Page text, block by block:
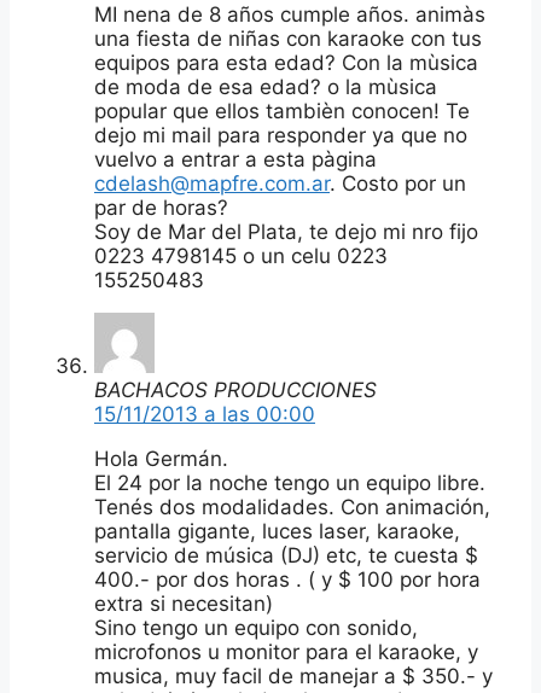
MI nena de 8 años cumple años. animàs
una fiesta de niñas con karaoke con tus
equipos para esta edad? Con la mùsica
de moda de esa edad? o la mùsica
popular que ellos tambièn conocen! Te
dejo mi mail para responder ya que no
vuelvo a entrar a esta pàgina
cdelash@mapfre.com.ar. Costo por un
par de horas?
Soy de Mar del Plata, te dejo mi nro fijo
0223 4798145 o un celu 0223
155250483
BACHACOS PRODUCCIONES
15/11/2013 a las 00:00
Hola Germán.
El 24 por la noche tengo un equipo libre.
Tenés dos modalidades. Con animación,
pantalla gigante, luces laser, karaoke,
servicio de música (DJ) etc, te cuesta $
400.- por dos horas . ( y $ 100 por hora
extra si necesitan)
Sino tengo un equipo con sonido,
microfonos u monitor para el karaoke, y
musica, muy facil de manejar a $ 350.- y